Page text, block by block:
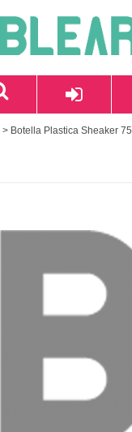
> Botella Plastica Sheaker